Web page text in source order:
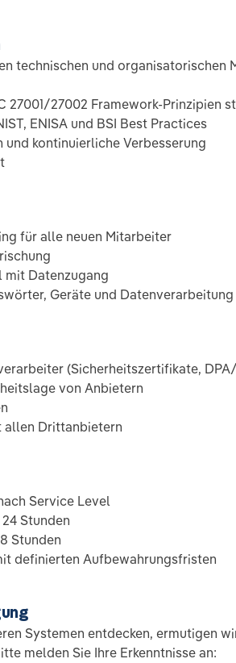
technischen und organisatorischen
27001/27002 Framework-Prinzipien
ENISA und BSI Best Practices
kontinuierliche Verbesserung
für alle neuen Mitarbeiter
mit Datenzugang
Geräte und Datenverarbeitung
(Sicherheitszertifikate,
von Anbietern
Drittanbietern
Service Level
Stunden
Stunden
definierten Aufbewahrungsfristen
Systemen entdecken, ermutigen
melden Sie Ihre Erkenntnisse an: